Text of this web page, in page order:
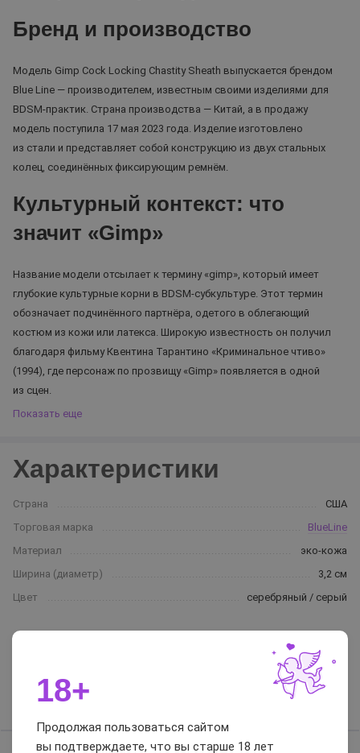
Бренд и производство
Модель Gimp Cock Locking Chastity Sheath выпускается брендом
Blue Line — производителем, известным своими изделиями для
BDSM-практик. Страна производства — Китай, а в продажу
модель поступила 17 мая 2023 года. Изделие изготовлено
из стали и представляет собой конструкцию из двух стальных
колец, соединённых фиксирующим ремнём.
Культурный контекст: что
значит «Gimp»
Название модели отсылает к термину «gimp», который имеет
глубокие культурные корни в BDSM-субкультуре. Этот термин
обозначает подчинённого партнёра, одетого в облегающий
костюм из кожи или латекса. Широкую известность он получил
благодаря фильму Квентина Тарантино «Криминальное чтиво»
(1994), где персонаж по прозвищу «Gimp» появляется в одной
из сцен.
Показать еще
Характеристики
Страна
США
Торговая марка
BlueLine
Материал
эко-кожа
Ширина (диаметр)
3,2 см
Цвет
серебряный / серый
Отзывы и вопросы-
ответы
18+
Продолжая пользоваться сайтом
вы подтверждаете, что вы старше 18 лет